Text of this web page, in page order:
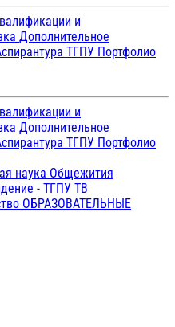
и
Дополнительное
ТГПУ Портфолио
и
Дополнительное
ТГПУ Портфолио
наука Общежития
- ТГПУ ТВ
ОБРАЗОВАТЕЛЬНЫЕ